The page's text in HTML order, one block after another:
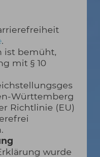
.
ist bemüht,
mit § 10
Württemberg
Richtlinie (EU)
wurde